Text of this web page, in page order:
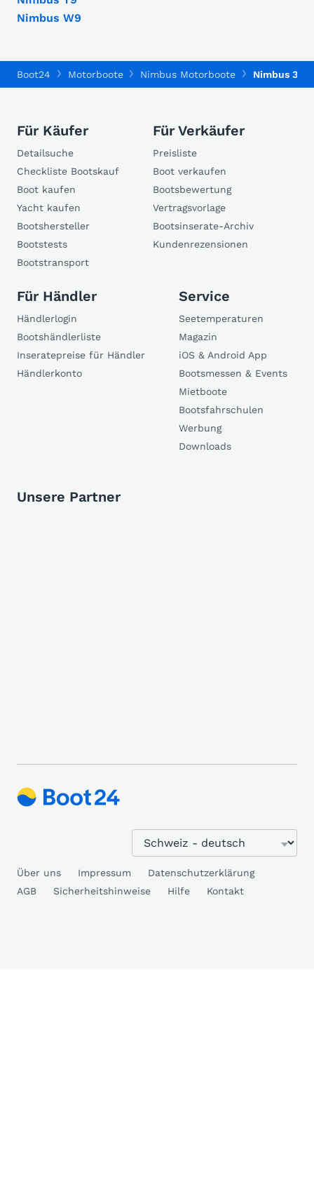
Nimbus W9
Boot24 Motorboote Nimbus Motorboote Nimbus 380
Für Käufer
Detailsuche
Checkliste Bootskauf
Boot kaufen
Yacht kaufen
Bootshersteller
Bootstests
Bootstransport
Für Verkäufer
Preisliste
Boot verkaufen
Bootsbewertung
Vertragsvorlage
Bootsinserate-Archiv
Kundenrezensionen
Für Händler
Händlerlogin
Bootshändlerliste
Inseratepreise für Händler
Händlerkonto
Service
Seetemperaturen
Magazin
iOS & Android App
Bootsmessen & Events
Mietboote
Bootsfahrschulen
Werbung
Downloads
Unsere Partner
Über uns Impressum
Datenschutzerklärung
AGB
Sicherheitshinweise Hilfe Kontakt